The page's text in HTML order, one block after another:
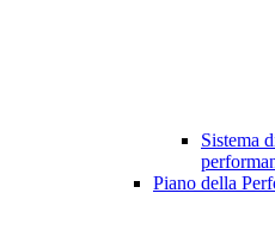
Sistema
Piano della